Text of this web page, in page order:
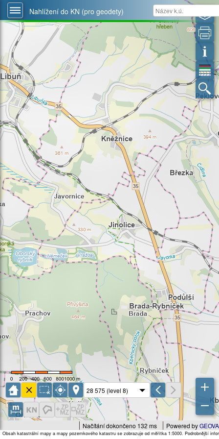
Nahlížení do KN (pro geodety)
Powered by
Načítání dokončeno 132 ms
Obsah katastrální mapy a mapy pozemkového katastru se zobrazuje od měřítka 1:5000. Podrobnější